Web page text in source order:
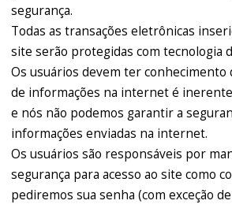
segurança.
Todas as transações eletrônicas
site serão protegidas com tecnologia
Os usuários devem ter conhecimento
de informações na internet é
e nós não podemos garantir a
informações enviadas na internet.
Os usuários são responsáveis por
segurança para acesso ao site como
pediremos sua senha (com exceção